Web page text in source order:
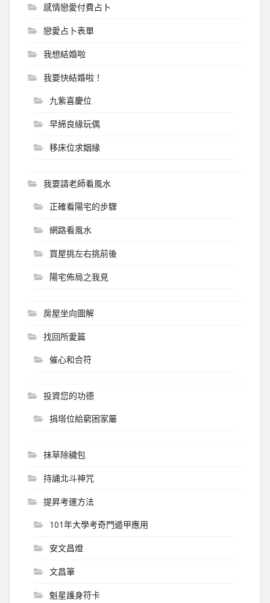
感情戀愛付費占卜
戀愛占卜表單
我想結婚啦
我要快結婚啦！
九紫喜慶位
早締良緣玩偶
移床位求姻緣
我要請老師看風水
正確看陽宅的步驟
網路看風水
買屋挑左右挑前後
陽宅佈局之我見
房屋坐向圖解
找回所愛篇
催心和合符
投資您的功德
捐塔位給窮困家屬
抹草除穢包
持誦北斗神咒
提昇考運方法
101年大學考奇門遁甲應用
安文昌燈
文昌筆
魁星護身符卡